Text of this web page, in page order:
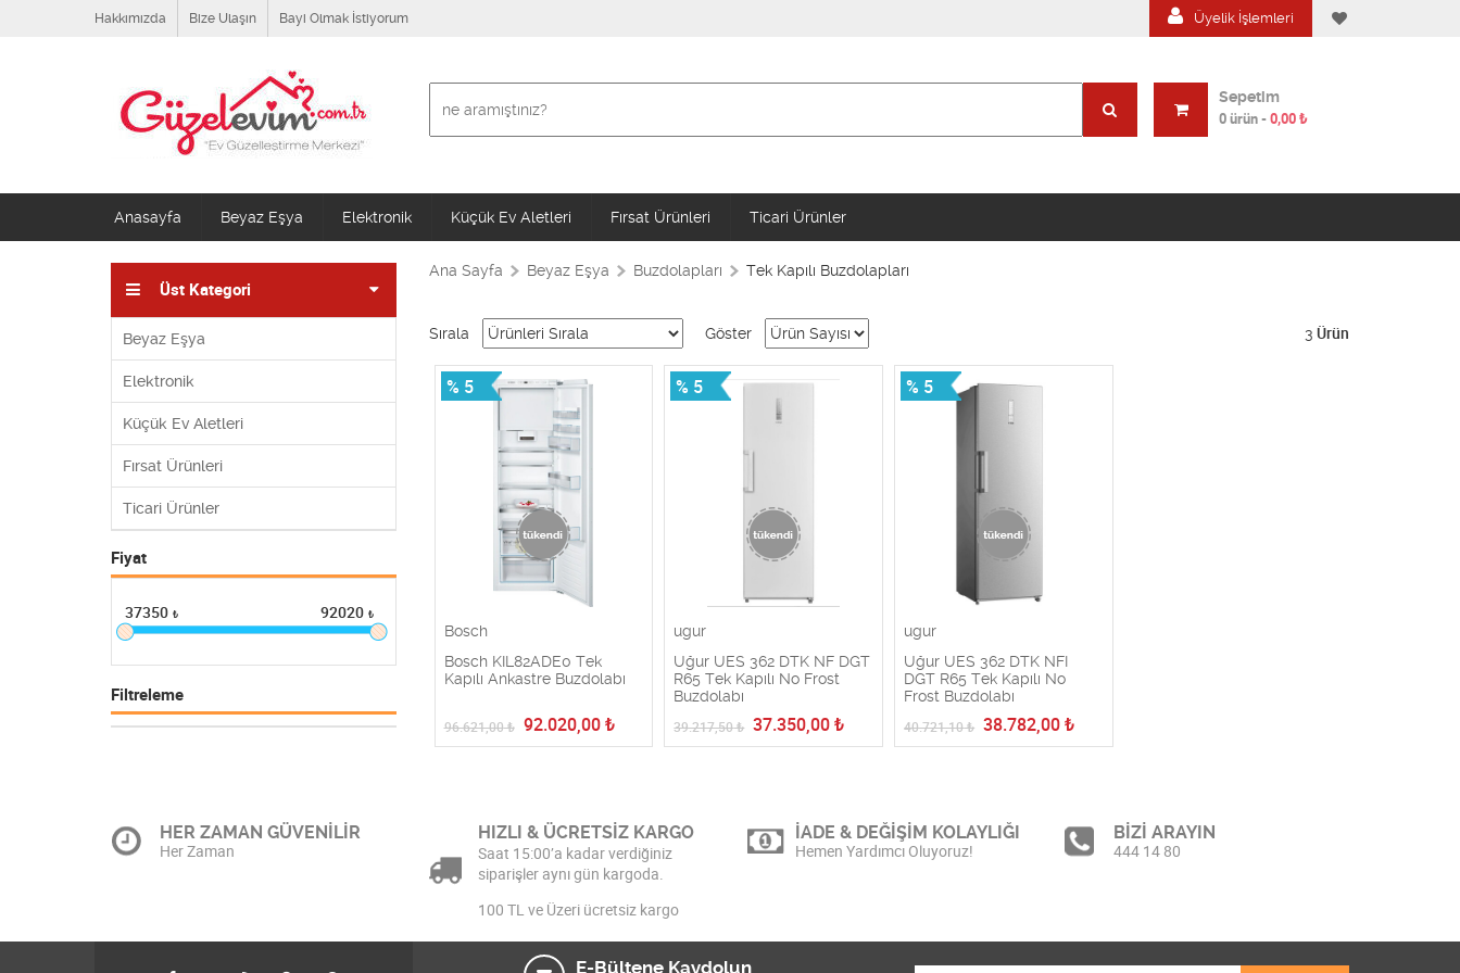
Hakkımızda Bize Ulaşın Bayi Olmak İstiyorum Üyelik İşlemleri
Sepetim
0 ürün - 0,00 ₺
Anasayfa Beyaz Eşya Elektronik Küçük Ev Aletleri Fırsat Ürünleri Ticari Ürünler
Üst Kategori
Beyaz Eşya
Elektronik
Küçük Ev Aletleri
Fırsat Ürünleri
Ticari Ürünler
Fiyat
37350 ₺ 92020₺
Filtreleme
Ana Sayfa Beyaz Eşya Buzdolapları Tek Kapılı Buzdolapları
Sırala Göster 3 Ürün
% 5
Bosch
Bosch KIL82ADE0 Tek
Kapılı Ankastre Buzdolabı
96.621,00₺ 92.020,00₺
% 5
ugur
Uğur UES 362 DTK NF DGT
R65 Tek Kapılı No Frost
Buzdolabı
39.217,50₺ 37.350,00 ₺
% 5
ugur
Uğur UES 362 DTK NFI
DGT R65 Tek Kapılı No
Frost Buzdolabı
40.721,10₺ 38.782,00 ₺
HER ZAMAN GÜVENİLİR
Her Zaman
HIZLI & ÜCRETSİZ KARGO
Saat 15:00’a kadar verdiğiniz
siparişler aynı gün kargoda.
100 TL ve Üzeri ücretsiz kargo
İADE & DEĞİŞİM KOLAYLIĞI
Hemen Yardımcı Oluyoruz!
BİZİ ARAYIN
444 14 80
E-Bültene Kaydolun